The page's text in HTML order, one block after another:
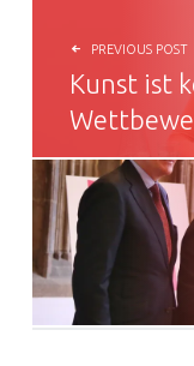
PREVIOUS POST
Kunst ist